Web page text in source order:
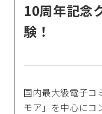
10周年記念
験！
国内最大級電子コ
モア」を中心にコ